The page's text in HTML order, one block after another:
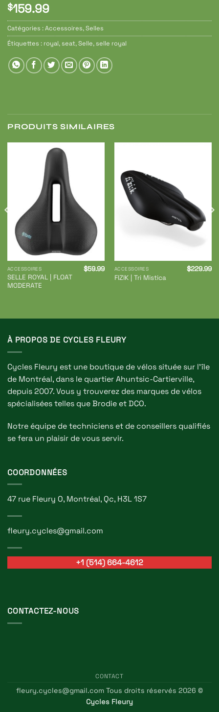
$159.99
Catégories :Accessoires,Selles
Étiquettes : royal,seat,Selle,selle royal
PRODUITS SIMILAIRES
ACCESSOIRES
SELLE ROYAL | FLOAT
MODERATE
$59.99 ACCESSOIRES
FIZIK | Tri Mistica
$229.99
À PROPOS DE CYCLES FLEURY
Cycles Fleury est une boutique de vélos située sur l'île
de Montréal, dans le quartier Ahuntsic-Cartierville,
depuis 2007. Vous y trouverez des marques de vélos
spécialisées telles que Brodie et DCO.
Notre équipe de techniciens et de conseillers qualifiés
se fera un plaisir de vous servir.
COORDONNÉES
47 rue Fleury O, Montréal, Qc, H3L 1S7
fleury.cycles@gmail.com
+1 (514) 664-4612
CONTACTEZ-NOUS
CONTACT
fleury.cycles@gmail.com Tous droits réservés 2026 ©
Cycles Fleury